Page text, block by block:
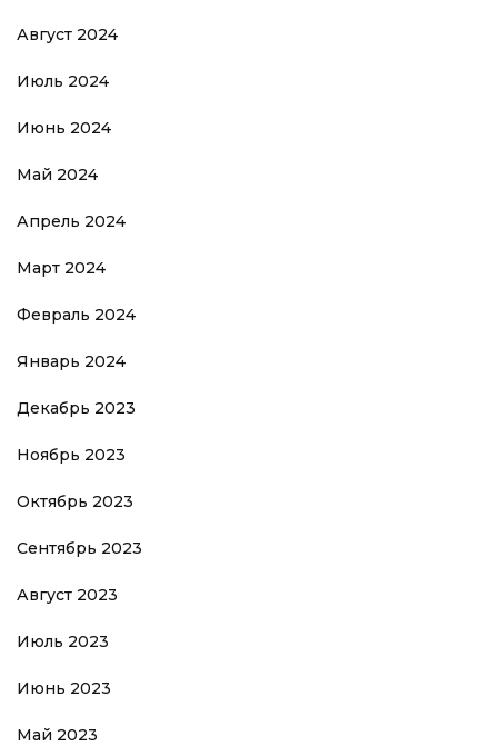
Август 2024
Июль 2024
Июнь 2024
Май 2024
Апрель 2024
Март 2024
Февраль 2024
Январь 2024
Декабрь 2023
Ноябрь 2023
Октябрь 2023
Сентябрь 2023
Август 2023
Июль 2023
Июнь 2023
Май 2023